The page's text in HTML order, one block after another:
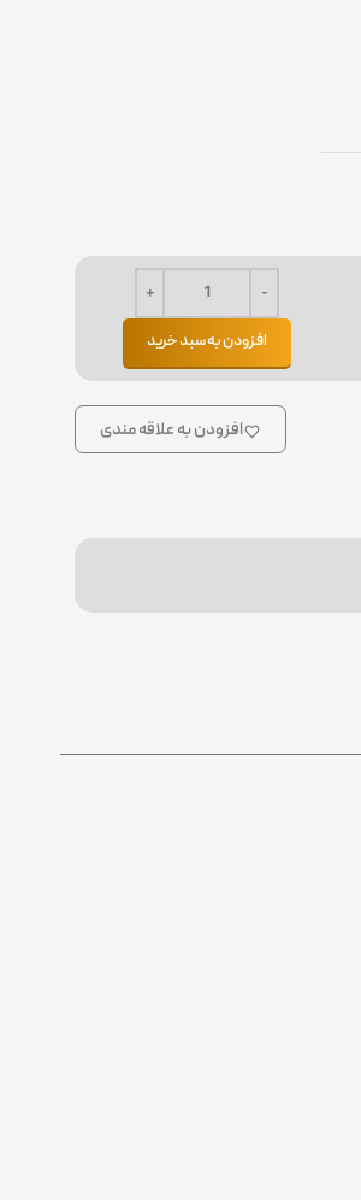
افزودن به سبد خرید
افزودن به علاقه مندی